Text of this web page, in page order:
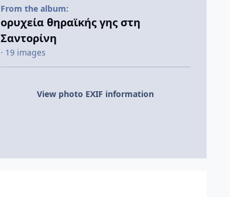
From the album:
ορυχεία θηραϊκής γης στη
Σαντορίνη
· 19 images
View photo EXIF information